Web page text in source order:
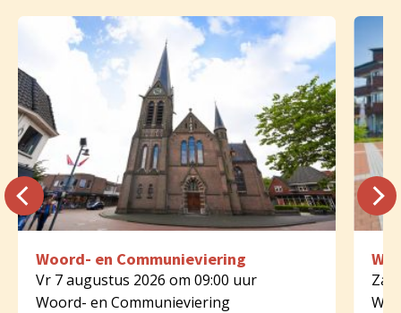
Woord- en Communieviering
Vr 7 augustus 2026 om 09:00 uur
Woord- en Communieviering
Za